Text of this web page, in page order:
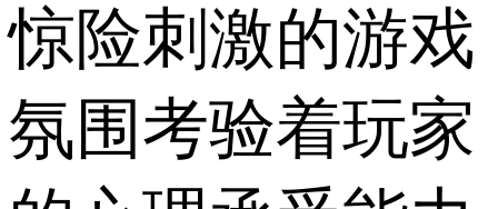
惊险刺激的游戏
氛围考验着玩家